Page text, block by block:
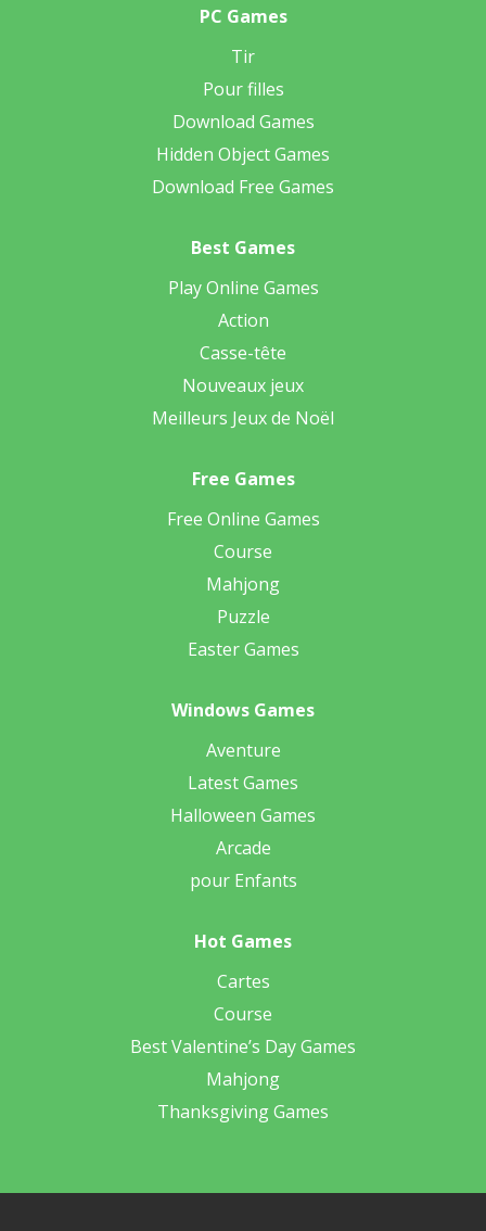
PC Games
Tir
Pour filles
Download Games
Hidden Object Games
Download Free Games
Best Games
Play Online Games
Action
Casse-tête
Nouveaux jeux
Meilleurs Jeux de Noël
Free Games
Free Online Games
Course
Mahjong
Puzzle
Easter Games
Windows Games
Aventure
Latest Games
Halloween Games
Arcade
pour Enfants
Hot Games
Cartes
Course
Best Valentine’s Day Games
Mahjong
Thanksgiving Games